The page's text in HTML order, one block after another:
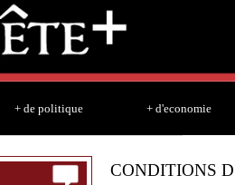
+ de politique + d'economie
CONDITIONS